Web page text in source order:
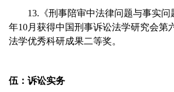
13.《刑事陪审中法律问题与事实问
年10月获得中国刑事诉讼法学研究会第
法学优秀科研成果二等奖。
伍：诉讼实务